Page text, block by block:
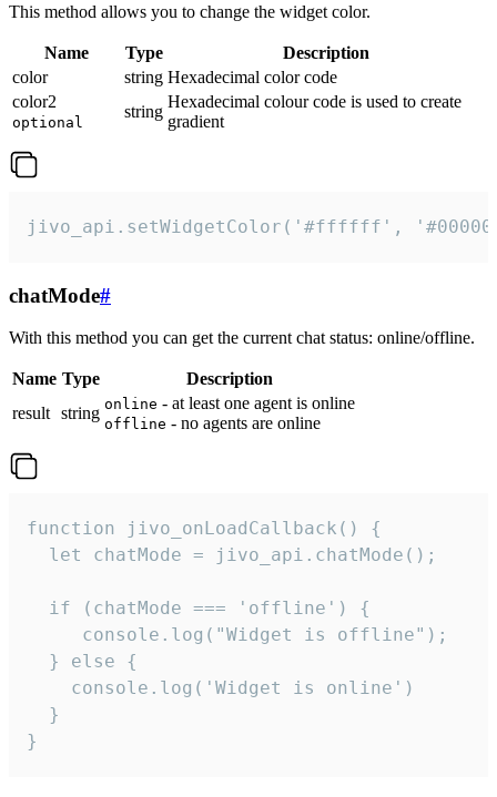
This method allows you to change the widget color.
Name Type
Description
color
string Hexadecimal color code
color2
optional
string
Hexadecimal colour code is used to create
gradient
jivo_api.setWidgetColor('#ffffff',
chatMode#
With this method you can get the current chat status: online/offline.
Name Type
Description
result string online - at least one agent is online
offline - no agents are online
function jivo_onLoadCallback() {
  let chatMode = jivo_api.chatMode();
  if (chatMode === 'offline') {
     console.log("Widget is offline");
  } else {
    console.log('Widget is online')
  }
}